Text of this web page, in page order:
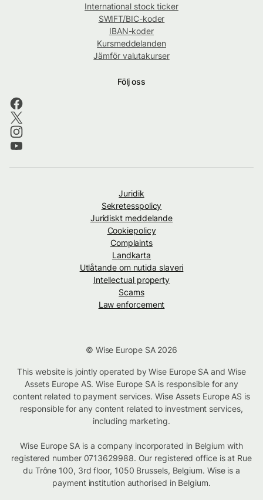
International stock ticker
SWIFT/BIC-koder
IBAN-koder
Kursmeddelanden
Jämför valutakurser
Följ oss
Juridik
Sekretesspolicy
Juridiskt meddelande
Cookiepolicy
Complaints
Landkarta
Utlåtande om nutida slaveri
Intellectual property
Scams
Law enforcement
© Wise Europe SA 2026
This website is jointly operated by Wise Europe SA and Wise
Assets Europe AS. Wise Europe SA is responsible for any
content related to payment services. Wise Assets Europe AS is
responsible for any content related to investment services,
including marketing.
Wise Europe SA is a company incorporated in Belgium with
registered number 0713629988. Our registered office is at Rue
du Trône 100, 3rd floor, 1050 Brussels, Belgium. Wise is a
payment institution authorised in Belgium.